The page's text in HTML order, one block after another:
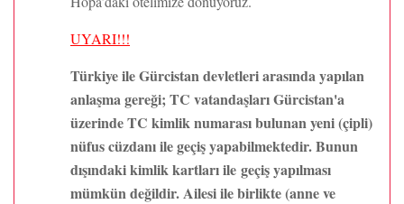
UYARI!!!
Türkiye ile Gürcistan devletleri arasında yapılan
anlaşma gereği; TC vatandaşları Gürcistan'a
üzerinde TC kimlik numarası bulunan yeni (çipli)
nüfus cüzdanı ile geçiş yapabilmektedir. Bunun
dışındaki kimlik kartları ile geçiş yapılması
mümkün değildir. Ailesi ile birlikte (anne ve